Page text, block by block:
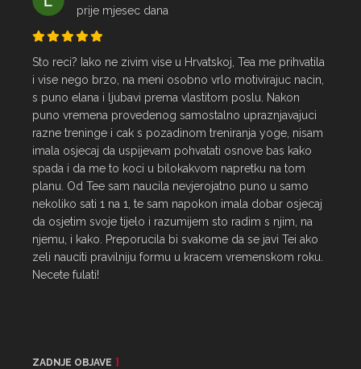
prije mjesec dana
Sto reci? Iako ne zivim vise u Hrvatskoj, Tea me prihvatila
i vise nego brzo, na meni osobno vrlo motivirajuc nacin,
s puno elana i ljubavi prema vlastitom poslu. Nakon
puno vremena provedenog samostalno upraznjavajuci
razne treninge i cak s pozadinom treniranja yoge, nisam
imala osjecaj da uspijevam pohvatati osnove bas kako
spada i da me to koci u bilokakvom napretku na tom
planu. Od Tee sam naucila nevjerojatno puno u samo
nekoliko sati 1 na 1, te sam napokon imala dobar osjecaj
da osjetim svoje tijelo i razumijem sto radim s njim, na
njemu, i kako. Preporucila bi svakome da se javi Tei ako
zeli nauciti pravilniju formu u kracem vremenskom roku.
Necete fulati!
ZADNJE OBJAVE